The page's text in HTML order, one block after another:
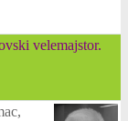
velemajstor.